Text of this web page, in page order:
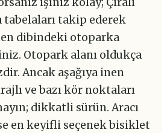
takip ederek
dibindeki otoparka
Otopark alanı oldukça
Ancak aşağıya inen
ve bazı kör noktaları
dikkatli sürün. Aracı
en keyifli seçenek bisiklet